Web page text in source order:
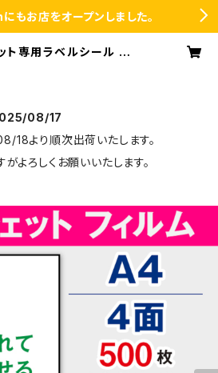
もお店をオープンしました。
ト専用ラベルシール フィ
ール市場 BASE店
08/17
18より順次出荷いたします。
よろしくお願いいたします。